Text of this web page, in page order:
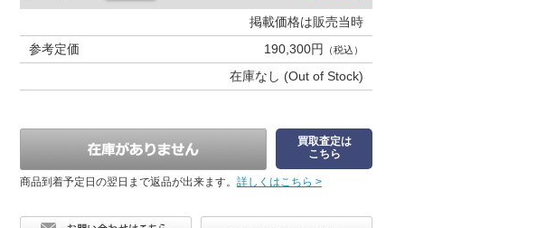
掲載価格は販売当時
参考定価
190,300円 （税込）
在庫なし (Out of Stock)
買取査定は
こちら
商品到着予定日の翌日まで返品が出来ます。 詳しくはこちら >